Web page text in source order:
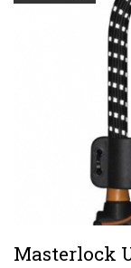
Masterlock